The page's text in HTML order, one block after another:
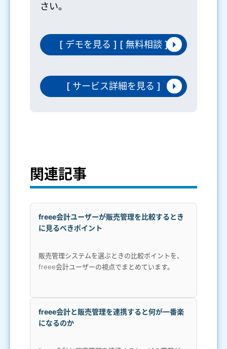
さい。
[ デモを見る ] [ 無料相談 ]
[ サービス詳細を見る ]
関連記事
freee会計ユーザーが販売管理を比較するとき
に見るべきポイント
販売管理システムを選ぶときの比較ポイントを、
freee会計ユーザーの視点でまとめています。
freee会計と販売管理を連携すると何が一番楽
になるのか